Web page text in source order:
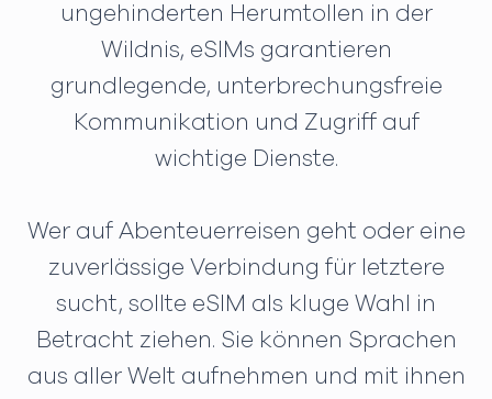
ungehinderten Herumtollen in der
Wildnis, eSIMs garantieren
grundlegende, unterbrechungsfreie
Kommunikation und Zugriff auf
wichtige Dienste.
Wer auf Abenteuerreisen geht oder eine
zuverlässige Verbindung für letztere
sucht, sollte eSIM als kluge Wahl in
Betracht ziehen. Sie können Sprachen
aus aller Welt aufnehmen und mit ihnen